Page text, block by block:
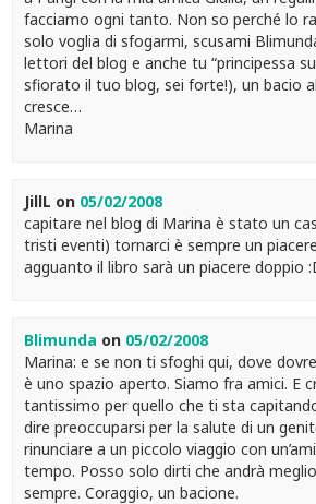
facciamo ogni tanto. Non so perché lo
solo voglia di sfogarmi, scusami
lettori del blog e anche tu “principessa
sfiorato il tuo blog, sei forte!), un bacio
cresce…
Marina
JillL on 05/02/2008
capitare nel blog di Marina è stato un
tristi eventi) tornarci è sempre un
agguanto il libro sarà un piacere doppio
Blimunda on 05/02/2008
Marina: e se non ti sfoghi qui, dove
è uno spazio aperto. Siamo fra amici. E
tantissimo per quello che ti sta
dire preoccuparsi per la salute di un
rinunciare a un piccolo viaggio con
tempo. Posso solo dirti che andrà
sempre. Coraggio, un bacione.